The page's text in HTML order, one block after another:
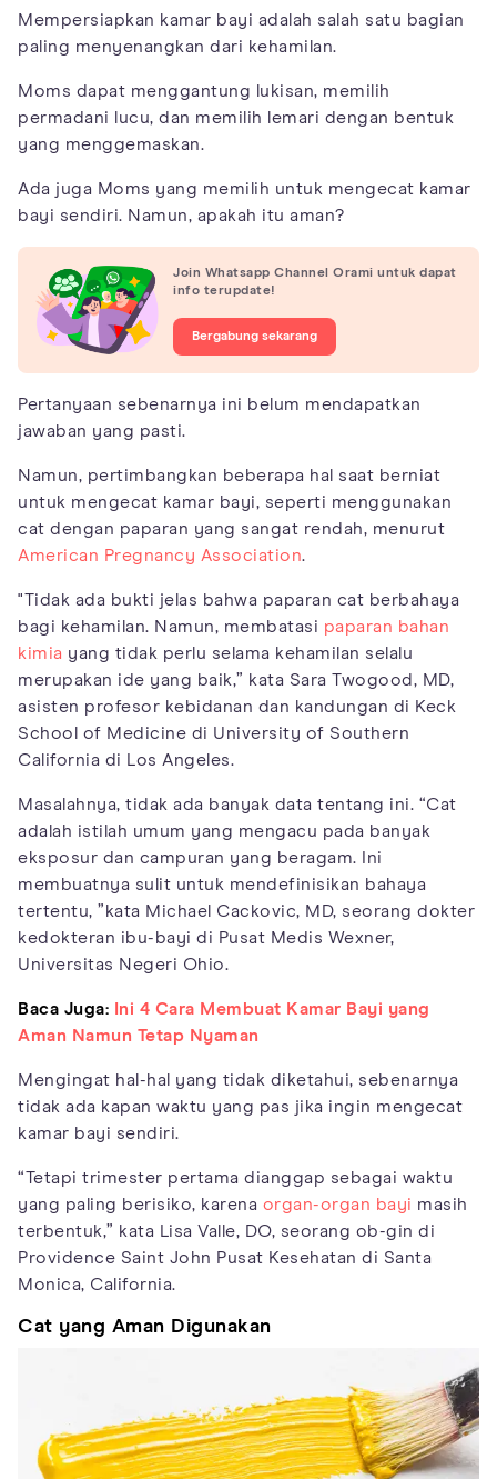
Mempersiapkan kamar bayi adalah salah satu bagian
paling menyenangkan dari kehamilan.
Moms dapat menggantung lukisan, memilih
permadani lucu, dan memilih lemari dengan bentuk
yang menggemaskan.
Ada juga Moms yang memilih untuk mengecat kamar
bayi sendiri. Namun, apakah itu aman?
Join Whatsapp Channel Orami untuk dapat
info terupdate!
Bergabung sekarang
Pertanyaan sebenarnya ini belum mendapatkan
jawaban yang pasti.
Namun, pertimbangkan beberapa hal saat berniat
untuk mengecat kamar bayi, seperti menggunakan
cat dengan paparan yang sangat rendah, menurut
American Pregnancy Association.
"Tidak ada bukti jelas bahwa paparan cat berbahaya
bagi kehamilan. Namun, membatasi paparan bahan
kimia yang tidak perlu selama kehamilan selalu
merupakan ide yang baik,” kata Sara Twogood, MD,
asisten profesor kebidanan dan kandungan di Keck
School of Medicine di University of Southern
California di Los Angeles.
Masalahnya, tidak ada banyak data tentang ini. “Cat
adalah istilah umum yang mengacu pada banyak
eksposur dan campuran yang beragam. Ini
membuatnya sulit untuk mendefinisikan bahaya
tertentu, ”kata Michael Cackovic, MD, seorang dokter
kedokteran ibu-bayi di Pusat Medis Wexner,
Universitas Negeri Ohio.
Baca Juga:
Ini 4 Cara Membuat Kamar Bayi yang
Aman Namun Tetap Nyaman
Mengingat hal-hal yang tidak diketahui, sebenarnya
tidak ada kapan waktu yang pas jika ingin mengecat
kamar bayi sendiri.
“Tetapi trimester pertama dianggap sebagai waktu
yang paling berisiko, karena organ-organ bayi masih
terbentuk,” kata Lisa Valle, DO, seorang ob-gin di
Providence Saint John Pusat Kesehatan di Santa
Monica, California.
Cat yang Aman Digunakan